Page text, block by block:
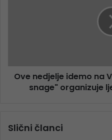
Ove nedjelje idemo na
snage" organizuje
Slični članci